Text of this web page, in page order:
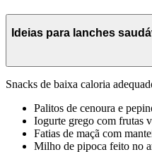
Ideias para lanches
Snacks de baixa caloria
Palitos de cenoura e
Iogurte grego com frutas
Fatias de maçã com
Milho de pipoca feito no